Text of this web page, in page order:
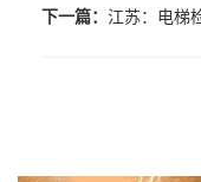
下一篇： 江苏：电梯